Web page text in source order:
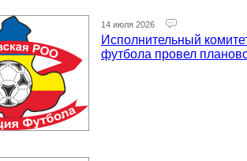
14 июля 2026
Исполнительный
футбола провел